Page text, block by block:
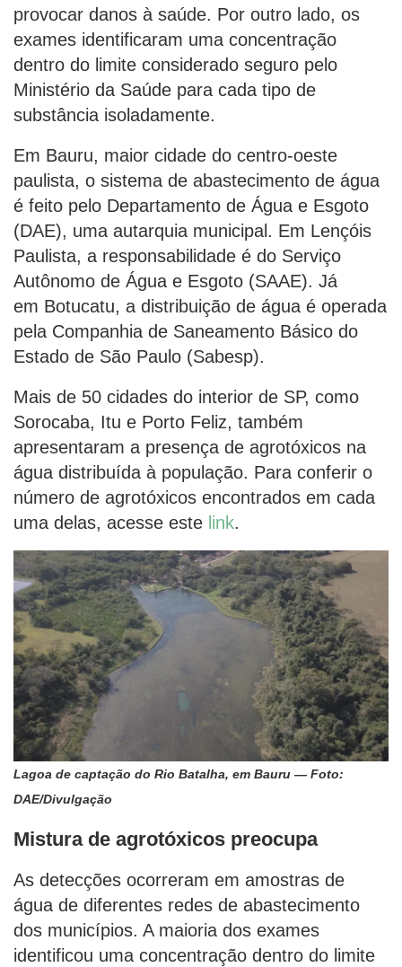
provocar danos à saúde. Por outro lado, os
exames identificaram uma concentração
dentro do limite considerado seguro pelo
Ministério da Saúde para cada tipo de
substância isoladamente.
Em Bauru, maior cidade do centro-oeste
paulista, o sistema de abastecimento de água
é feito pelo Departamento de Água e Esgoto
(DAE), uma autarquia municipal. Em Lençóis
Paulista, a responsabilidade é do Serviço
Autônomo de Água e Esgoto (SAAE). Já
em Botucatu, a distribuição de água é operada
pela Companhia de Saneamento Básico do
Estado de São Paulo (Sabesp).
Mais de 50 cidades do interior de SP, como
Sorocaba, Itu e Porto Feliz, também
apresentaram a presença de agrotóxicos na
água distribuída à população. Para conferir o
número de agrotóxicos encontrados em cada
uma delas, acesse este link.
Lagoa de captação do Rio Batalha, em Bauru — Foto:
DAE/Divulgação
Mistura de agrotóxicos preocupa
As detecções ocorreram em amostras de
água de diferentes redes de abastecimento
dos municípios. A maioria dos exames
identificou uma concentração dentro do limite